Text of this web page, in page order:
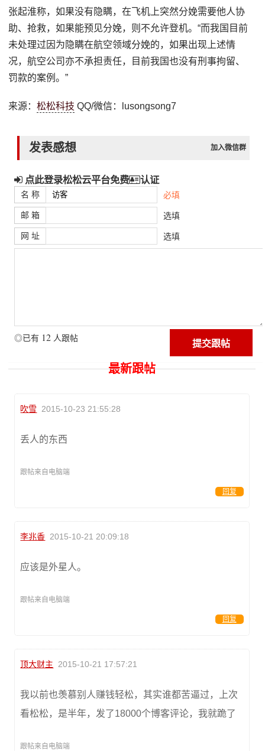
张起淮称，如果没有隐瞒，在飞机上突然分娩需要他人协
助、抢救，如果能预见分娩，则不允许登机。“而我国目前
未处理过因为隐瞒在航空领域分娩的，如果出现上述情
况，航空公司亦不承担责任，目前我国也没有刑事拘留、
罚款的案例。”
来源：松松科技 QQ/微信：lusongsong7
发表感想 加入微信群
点此登录松松云平台免费 认证
名 称 必填
邮 箱 选填
网 址 选填
◎已有 12 人跟帖
最新跟帖
吹雪 2015-10-23 21:55:28
丢人的东西
跟帖来自电脑端
回复
李兆香 2015-10-21 20:09:18
应该是外星人。
跟帖来自电脑端
回复
顶大财主 2015-10-21 17:57:21
我以前也羡慕别人赚钱轻松，其实谁都苦逼过，上次
看松松，是半年，发了18000个博客评论，我就跪了
跟帖来自电脑端